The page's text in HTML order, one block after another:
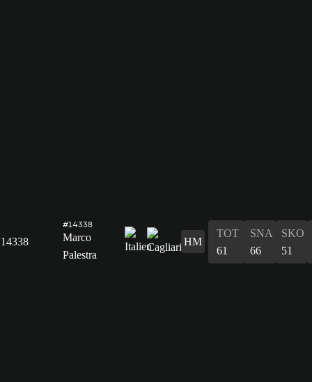
14338
#14338
Marco
Palestra
HM
TOT
61
SNA
66
SKO
51